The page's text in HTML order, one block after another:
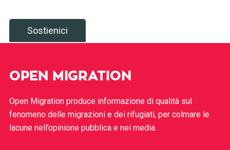
Sostienici
OPEN MIGRATION
Open Migration produce informazione di qualità sul
fenomeno delle migrazioni e dei rifugiati, per colmare le
lacune nell’opinione pubblica e nei media.